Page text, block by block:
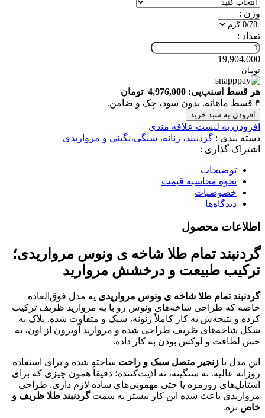
وزن :
تعداد :
19,904,000
تومان
هر قسط اسنپ‌پی: 4,976,000 تومان
۴ قسط ماهانه. بدون سود، چک و ضامن.
افزودن به سبد خرید
افزودن به لیست علاقه مندی
دسته بندی : گردنبند، زنانه، سنگی،نگینی و مرواریدی
اشتراک گذاری :
توضیحات
نحوه محاسبه قیمت
خصوصیات
دیدگاه‌ها
اطلاعات محصول
گردنبند تمام طلا شاخه ی ونوس مرواریدی؛
ترکیب طبیعت و درخشش مروارید
گردنبند تمام طلا شاخه ی ونوس مرواریدی یه مدل فوق‌العاده
خاصه که طراحی شاخه‌های ونوس رو با یه مروارید ظریف ترکیب
کرده و نتیجه‌ش یه کار کاملاً زنونه، شیک و متفاوت شده. پلاک به
شکل شاخه‌های ظریف طراحی شده و مروارید آویزون از اون، یه
حس لطافت و لوکس بودن به کار داده.
این مدل با زنجیر متصل سبک و راحت ساخته شده و برای استفاده
روزانه عالیه. نه سنگینه، نه اذیت‌کننده؛ دقیقاً همون چیزی که برای
استایل‌های روزمره یا حتی مهمونی‌های ساده لازم داری. طراحی
مرواریدی باعث شده این کار بیشتر به سمتگردنبند طلا ظریف و
خاص بره.